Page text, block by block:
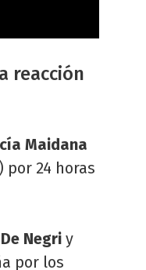
reacción
Maidana
por 24 horas
Negri y
por los